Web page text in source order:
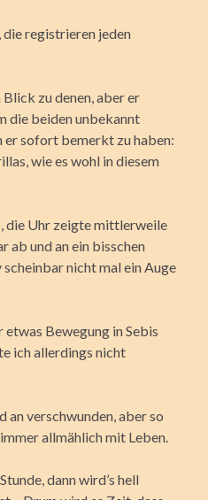
die registrieren jeden
zu denen, aber er
die beiden unbekannt
er sofort bemerkt zu haben:
wie es wohl in diesem
die Uhr zeigte mittlerweile
ab und an ein bisschen
nicht mal ein Auge
Bewegung in Sebis
ich allerdings nicht
an verschwunden, aber so
allmählich mit Leben.
dann wird’s hell